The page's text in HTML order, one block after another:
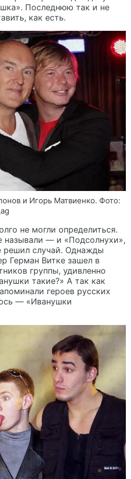
Последнюю так и не
как есть.
и Игорь Матвиенко. Фото:
не могли определиться.
называли — и «Подсолнухи»,
решил случай. Однажды
Герман Витке зашел в
группы, удивленно
такие?» А так как
героев русских
— «Иванушки